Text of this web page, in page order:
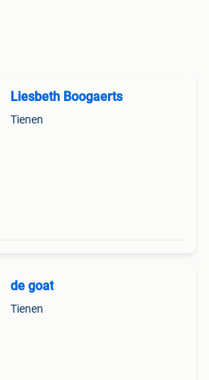
Liesbeth Boogaerts
Tienen
de goat
Tienen